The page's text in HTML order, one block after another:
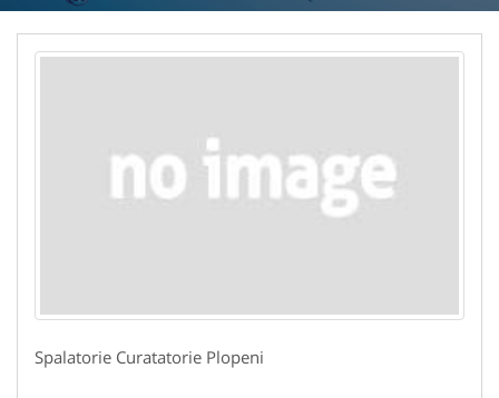
Spalatorie Curatatorie Plopeni